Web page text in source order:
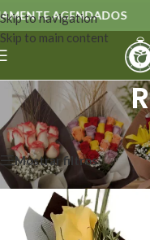
Skip to navigation
Skip to main content
ENVÍOS EN
Inicio/Ramos/Página 5
Mostrar filtros